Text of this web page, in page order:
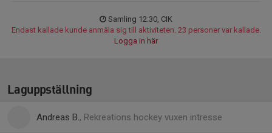
Samling 12:30, CIK
Endast kallade kunde anmäla sig till aktiviteten. 23 personer var kallade.
Logga in här
Laguppställning
Andreas B., Rekreations hockey vuxen intresse